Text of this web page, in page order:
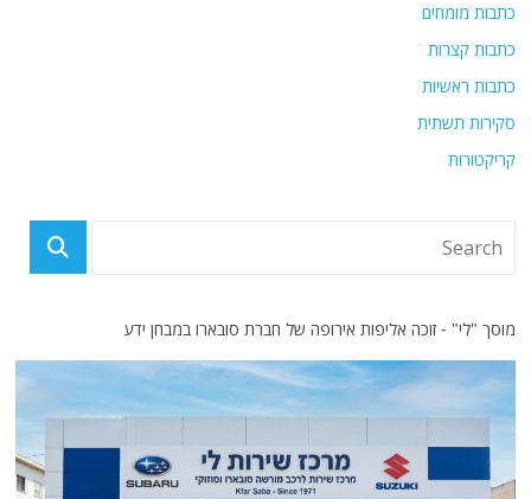
כתבות מומחים
כתבות קצרות
כתבות ראשיות
סקירות תשתית
קריקטורות
מוסך "לי" - זוכה אליפות אירופה של חברת סובארו במבחן ידע